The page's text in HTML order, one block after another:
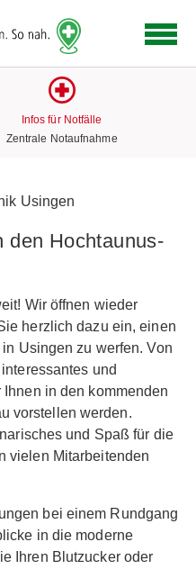
Link
zur
Infos für Notfälle
Zentrale Notaufnahme
Usingen
den Hochtaunus-
Wir öffnen wieder
herzlich dazu ein, einen
Usingen zu werfen. Von
und
in den kommenden
vorstellen werden.
und Spaß für die
vielen Mitarbeitenden
bei einem Rundgang
in die moderne
Ihren Blutzucker oder